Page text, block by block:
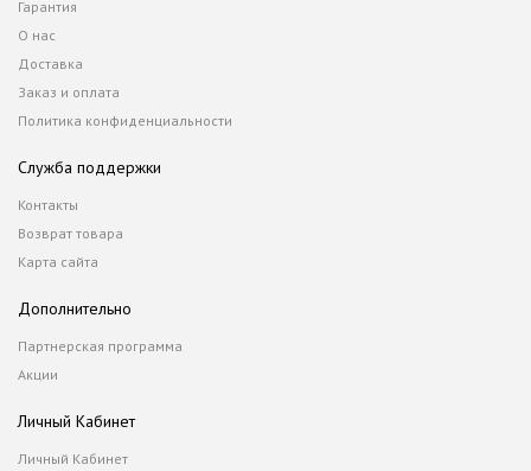
Гарантия
О нас
Доставка
Заказ и оплата
Политика конфиденциальности
Служба поддержки
Контакты
Возврат товара
Карта сайта
Дополнительно
Партнерская программа
Акции
Личный Кабинет
Личный Кабинет